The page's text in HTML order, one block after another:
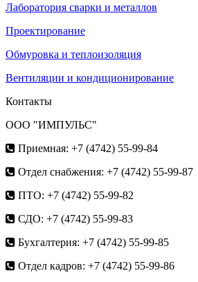
Лаборатория сварки и металлов
Проектирование
Обмуровка и теплоизоляция
Вентиляции и кондиционированиe
Контакты
ООО "ИМПУЛЬС"
Приемная: +7 (4742) 55-99-84
Отдел снабжения: +7 (4742) 55-99-87
ПТО: +7 (4742) 55-99-82
СДО: +7 (4742) 55-99-83
Бухгалтерия: +7 (4742) 55-99-85
Отдел кадров: +7 (4742) 55-99-86